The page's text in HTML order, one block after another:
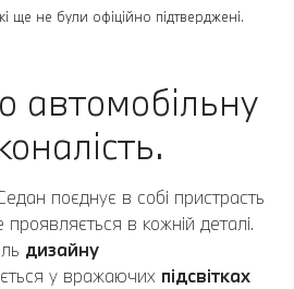
ще не були офіційно підтверджені.
автомобільну
поєднує в собі пристрасть
проявляється в кожній деталі.
дизайну
у вражаючих підсвітках